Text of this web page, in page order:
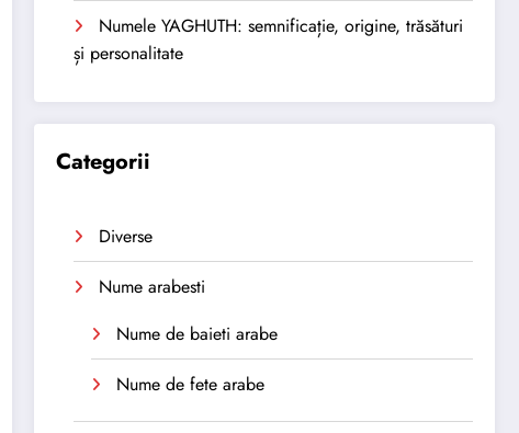
Numele YAGHUTH: semnificație, origine, trăsături
și personalitate
Categorii
Diverse
Nume arabesti
Nume de baieti arabe
Nume de fete arabe